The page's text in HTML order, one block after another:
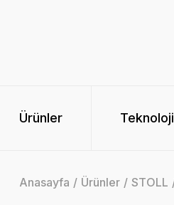
Ürünler Teknoloji
Anasayfa Ürünler STOLL